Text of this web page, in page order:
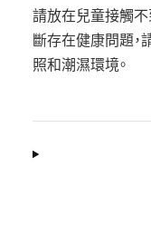
請放在兒童接觸不
斷存在健康問題，
照和潮濕環境。